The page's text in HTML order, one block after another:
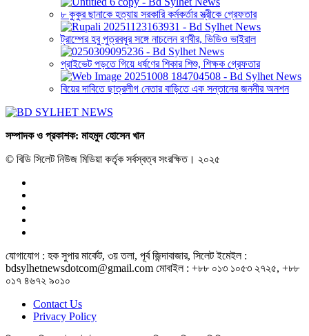
৮ কুকুর ছানাকে হত্যায় সরকারি কর্মকর্তার স্ত্রীকে গ্রেফতার
ট্রাম্পের হবু পুত্রবধূর সঙ্গে নাচলেন রণবীর, ভিডিও ভাইরাল
প্রাইভেট পড়তে গিয়ে ধর্ষণের শিকার শিশু, শিক্ষক গ্রেফতার
বিয়ের দাবিতে ছাত্রলীগ নেতার বাড়িতে এক সন্তানের জননীর অনশন
সম্পাদক ও প্রকাশক: মাহমুদ হোসেন খান
© বিডি সিলেট নিউজ মিডিয়া কর্তৃক সর্বস্বত্ব সংরক্ষিত। ২০২৫
যোগাযোগ : হক সুপার মার্কেট, ৩য় তলা, পূর্ব জিন্দাবাজার, সিলেট ইমেইল :
bdsylhetnewsdotcom@gmail.com মোবাইল : +৮৮ ০১৩ ১০৫৩ ২৭২৫, +৮৮
০১৭ ৪৬৭২ ৯০১০
Contact Us
Privacy Policy